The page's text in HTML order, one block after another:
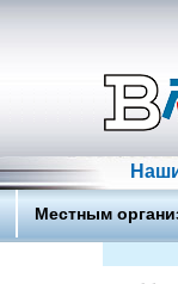
Местным